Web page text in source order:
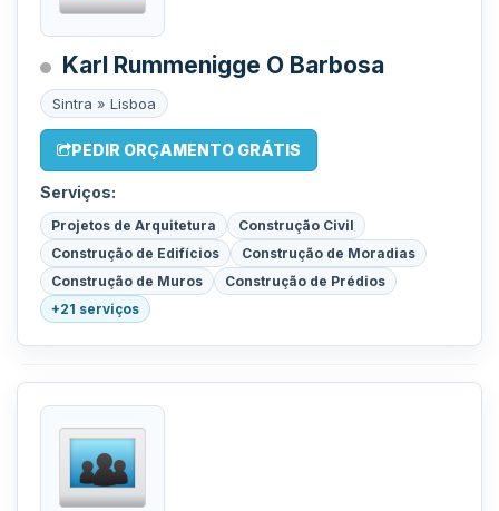
Karl Rummenigge O Barbosa
Sintra » Lisboa
PEDIR ORÇAMENTO GRÁTIS
Serviços:
Projetos de Arquitetura
Construção Civil
Construção de Edifícios
Construção de Moradias
Construção de Muros
Construção de Prédios
+21 serviços